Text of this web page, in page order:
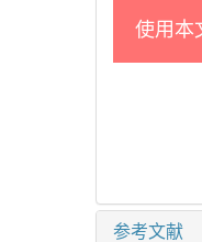
使用本
参考文献